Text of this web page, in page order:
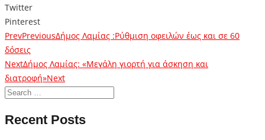
Twitter
Pinterest
PrevPreviousΔήμος Λαμίας :Ρύθμιση οφειλών έως και σε 60
δόσεις
NextΔήμος Λαμίας: «Μεγάλη γιορτή για άσκηση και
διατροφή»Next
Recent Posts